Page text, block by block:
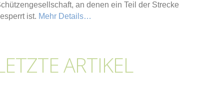
an denen ein Teil der Strecke
ist. Mehr Details…
ARTIKEL